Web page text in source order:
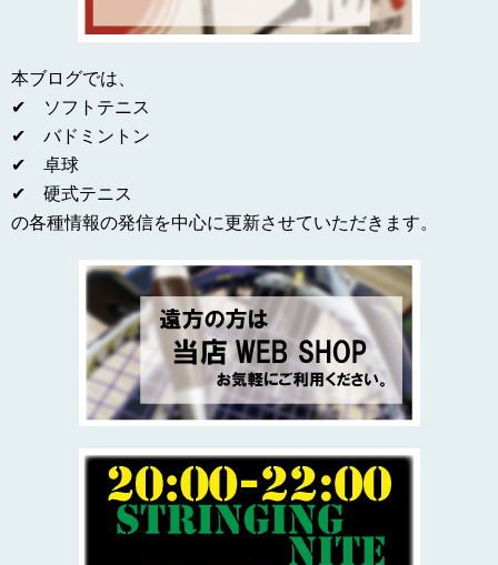
本ブログでは、
✔ ソフトテニス
✔ バドミントン
✔ 卓球
✔ 硬式テニス
の各種情報の発信を中心に更新させていただきます。